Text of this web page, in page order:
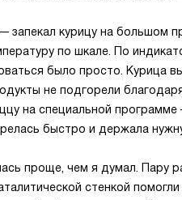
запекал курицу на большом
по шкале. По
было просто. Курица
не подгорели
на специальной программе
быстро и держала
проще, чем я думал. Пару
стенкой